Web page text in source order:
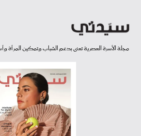
مجلة الأسرة العصرية تعنى بدعم الشباب وتمكين المرأة